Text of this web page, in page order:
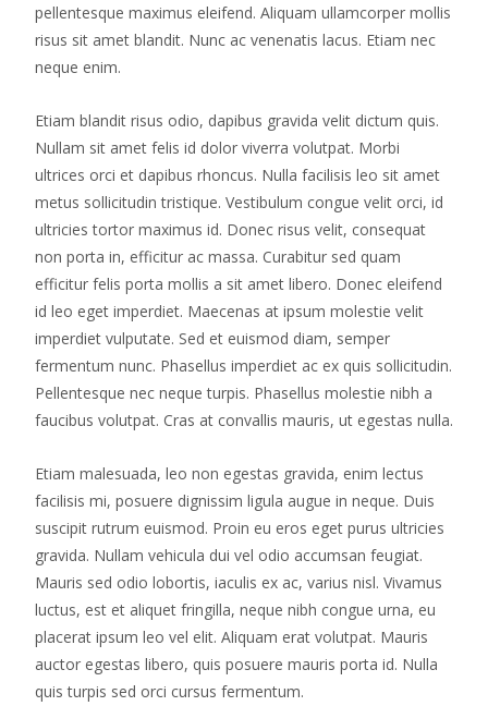
pellentesque maximus eleifend. Aliquam ullamcorper mollis
risus sit amet blandit. Nunc ac venenatis lacus. Etiam nec
neque enim.
Etiam blandit risus odio, dapibus gravida velit dictum quis.
Nullam sit amet felis id dolor viverra volutpat. Morbi
ultrices orci et dapibus rhoncus. Nulla facilisis leo sit amet
metus sollicitudin tristique. Vestibulum congue velit orci, id
ultricies tortor maximus id. Donec risus velit, consequat
non porta in, efficitur ac massa. Curabitur sed quam
efficitur felis porta mollis a sit amet libero. Donec eleifend
id leo eget imperdiet. Maecenas at ipsum molestie velit
imperdiet vulputate. Sed et euismod diam, semper
fermentum nunc. Phasellus imperdiet ac ex quis sollicitudin.
Pellentesque nec neque turpis. Phasellus molestie nibh a
faucibus volutpat. Cras at convallis mauris, ut egestas nulla.
Etiam malesuada, leo non egestas gravida, enim lectus
facilisis mi, posuere dignissim ligula augue in neque. Duis
suscipit rutrum euismod. Proin eu eros eget purus ultricies
gravida. Nullam vehicula dui vel odio accumsan feugiat.
Mauris sed odio lobortis, iaculis ex ac, varius nisl. Vivamus
luctus, est et aliquet fringilla, neque nibh congue urna, eu
placerat ipsum leo vel elit. Aliquam erat volutpat. Mauris
auctor egestas libero, quis posuere mauris porta id. Nulla
quis turpis sed orci cursus fermentum.